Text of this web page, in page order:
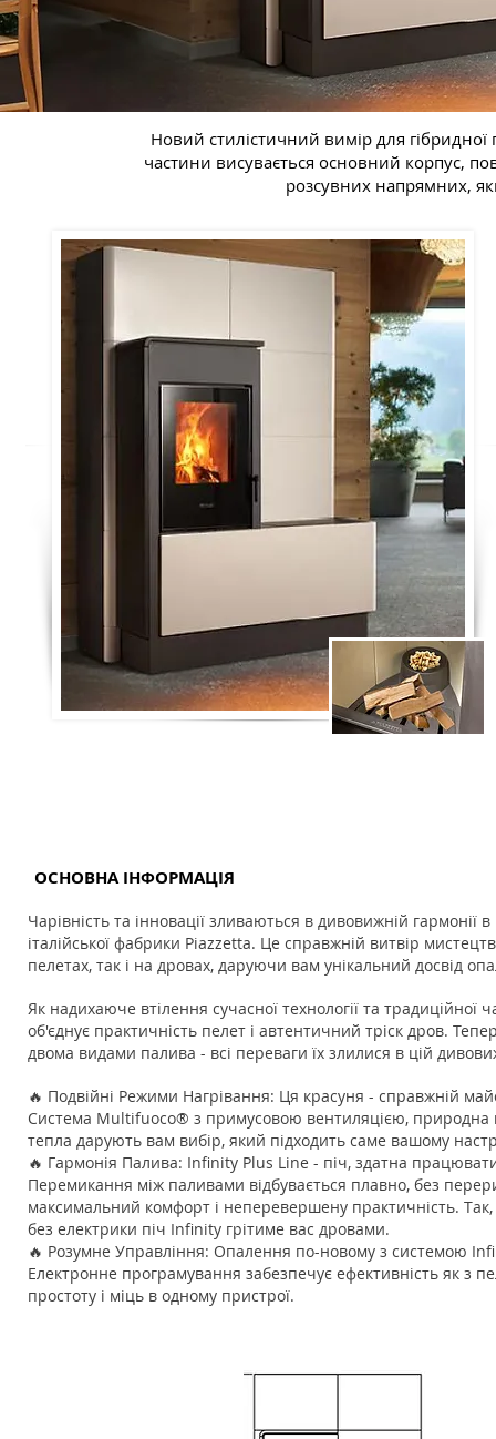
Новий стилістичний вимір для
частини висувається основний корпус,
розсувних напрямних,
ОСНОВНА ІНФОРМАЦІЯ
Чарівність та інновації зливаються в дивовижній гармонії
італійської фабрики Piazzetta. Це справжній витвір
пелетах, так і на дровах, даруючи вам унікальний досвід
Як надихаюче втілення сучасної технології та традиційної
об'єднує практичність пелет і автентичний тріск дров.
двома видами палива - всі переваги їх злилися в цій
🔥 Подвійні Режими Нагрівання: Ця красуня - справжній
Система Multifuoco® з примусовою вентиляцією, природна
тепла дарують вам вибір, який підходить саме вашому
🔥 Гармонія Палива: Infinity Plus Line - піч, здатна
Перемикання між паливами відбувається плавно, без
максимальний комфорт і неперевершену практичність. Так,
без електрики піч Infinity грітиме вас дровами.
🔥 Розумне Управління: Опалення по-новому з системою
Електронне програмування забезпечує ефективність як з
простоту і міць в одному пристрої.